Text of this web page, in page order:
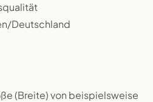
Deutschland
(Breite) von beispielsweise